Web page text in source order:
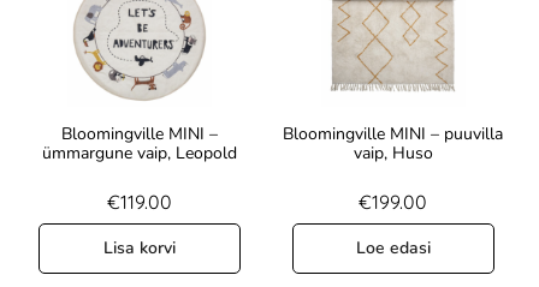
Bloomingville MINI –
ümmargune vaip, Leopold
€119.00
Lisa korvi
Bloomingville MINI – puuvilla
vaip, Huso
€199.00
Loe edasi